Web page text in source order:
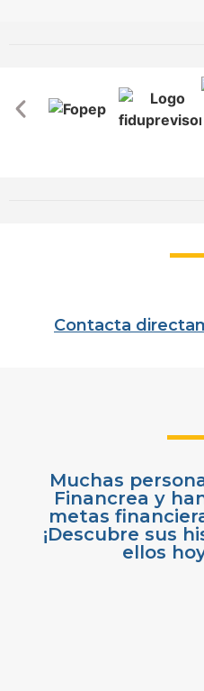
Contacta
Muchas
Financrea y
metas
¡Descubre sus
ellos